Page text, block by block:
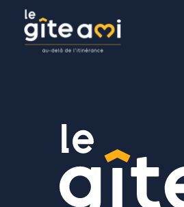
Administrateur